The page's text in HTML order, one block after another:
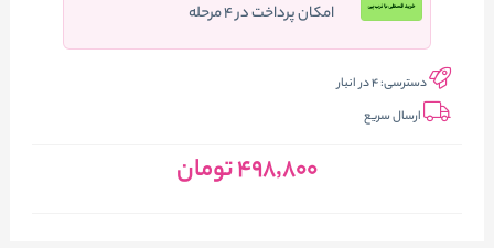
امکان پرداخت در ۴ مرحله
دسترسی:4 در انبار
ارسال سریع
498٬800تومان